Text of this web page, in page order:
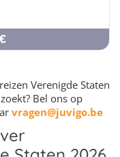
Verenigde Staten
Bel ons op
vragen@juvigo.be